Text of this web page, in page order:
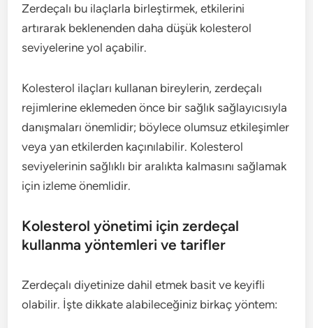
Zerdeçalı bu ilaçlarla birleştirmek, etkilerini
artırarak beklenenden daha düşük kolesterol
seviyelerine yol açabilir.
Kolesterol ilaçları kullanan bireylerin, zerdeçalı
rejimlerine eklemeden önce bir sağlık sağlayıcısıyla
danışmaları önemlidir; böylece olumsuz etkileşimler
veya yan etkilerden kaçınılabilir. Kolesterol
seviyelerinin sağlıklı bir aralıkta kalmasını sağlamak
için izleme önemlidir.
Kolesterol yönetimi için zerdeçal
kullanma yöntemleri ve tarifler
Zerdeçalı diyetinize dahil etmek basit ve keyifli
olabilir. İşte dikkate alabileceğiniz birkaç yöntem: